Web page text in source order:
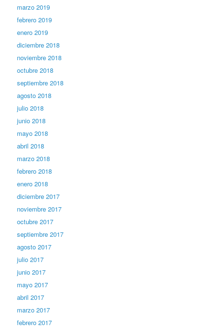
marzo 2019
febrero 2019
enero 2019
diciembre 2018
noviembre 2018
octubre 2018
septiembre 2018
agosto 2018
julio 2018
junio 2018
mayo 2018
abril 2018
marzo 2018
febrero 2018
enero 2018
diciembre 2017
noviembre 2017
octubre 2017
septiembre 2017
agosto 2017
julio 2017
junio 2017
mayo 2017
abril 2017
marzo 2017
febrero 2017